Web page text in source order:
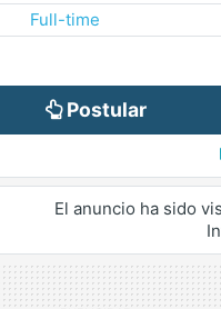
Full-time
Postular
El anuncio ha sido